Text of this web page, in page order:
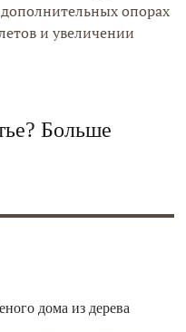
опорах
и увеличении
Больше
дома из дерева